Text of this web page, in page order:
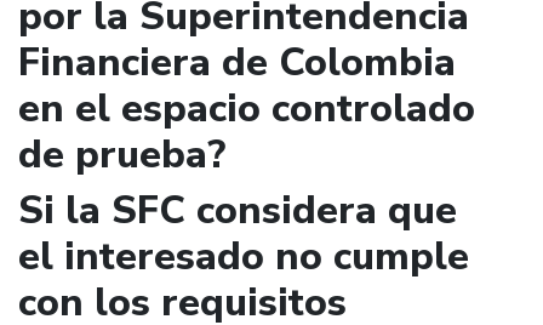
por la Superintendencia
Financiera de Colombia
en el espacio controlado
de prueba?
Si la SFC considera que
el interesado no cumple
con los requisitos